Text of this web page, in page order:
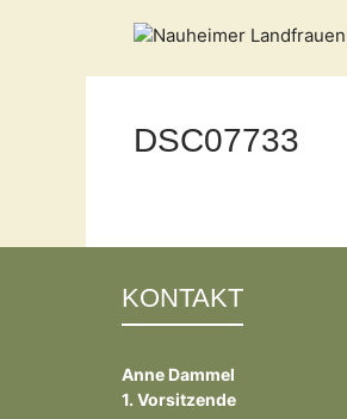
DSC07733
KONTAKT
Anne Dammel
1. Vorsitzende